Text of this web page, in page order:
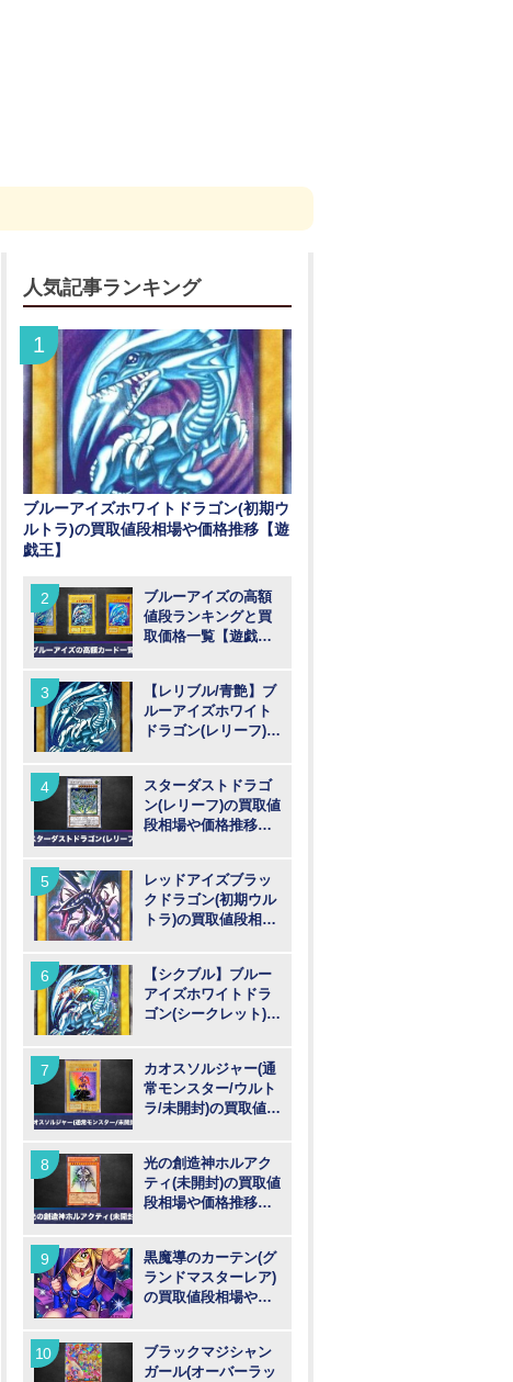
人気記事ランキング
ブルーアイズホワイトドラゴン(初期ウ
ルトラ)の買取値段相場や価格推移【遊
戯王】
ブルーアイズの高額
値段ランキングと買
取価格一覧【遊戯
【レリブル/青艶】ブ
ルーアイズホワイト
ドラゴン(レリーフ)の
スターダストドラゴ
ン(レリーフ)の買取値
段相場や価格推移
レッドアイズブラッ
クドラゴン(初期ウル
トラ)の買取値段相場
【シクブル】ブルー
アイズホワイトドラ
ゴン(シークレット)の
カオスソルジャー(通
常モンスター/ウルト
ラ/未開封)の買取値段
光の創造神ホルアク
ティ(未開封)の買取値
段相場や価格推移
黒魔導のカーテン(グ
ランドマスターレア)
の買取値段相場や価
ブラックマジシャン
ガール(オーバーラッ